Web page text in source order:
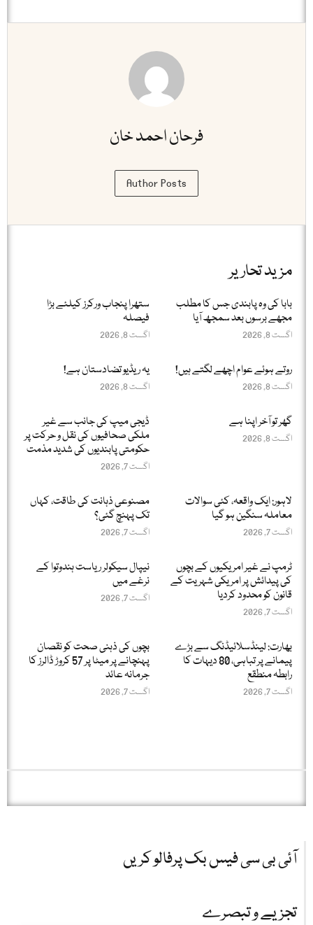
فرحان احمد خان
Author Posts
مزید تحاریر
بابا کی وہ پابندی جس کا مطلب
مجھے برسوں بعد سمجھ آیا
اگست 8, 2026
ستھرا پنجاب ورکرز کیلئے بڑا
فیصلہ
اگست 8, 2026
روتے ہوئے عوام اچھے لگتے ہیں!
اگست 8, 2026
یہ ریڈیو تضادستان ہے!
اگست 8, 2026
گھر تو آخر اپنا ہے
اگست 8, 2026
ڈیجی میپ کی جانب سے غیر
ملکی صحافیوں کی نقل و حرکت پر
حکومتی پابندیوں کی شدید مذمت
اگست 7, 2026
لاہور: ایک واقعہ، کئی سوالات
معاملہ سنگین ہو گیا
اگست 7, 2026
مصنوعی ذہانت کی طاقت، کہاں
تک پہنچ گئی؟
اگست 7, 2026
ٹرمپ نے غیر امریکیوں کے بچوں
کی پیدائش پر امریکی شہریت کے
قانون کو محدود کردیا
اگست 7, 2026
نیپال سیکولر ریاست ہندوتوا کے
نرغے میں
اگست 7, 2026
بھارت: لینڈسلائیڈنگ سے بڑے
پیمانے پر تباہی، 80 دیہات کا
رابطہ منطقع
اگست 7, 2026
بچوں کی ذہنی صحت کو نقصان
پہنچانے پر میٹا پر 57 کروڑ ڈالرز کا
جرمانہ عائد
اگست 7, 2026
آئی بی سی فیس بک پرفالو کریں
تجزیے و تبصرے